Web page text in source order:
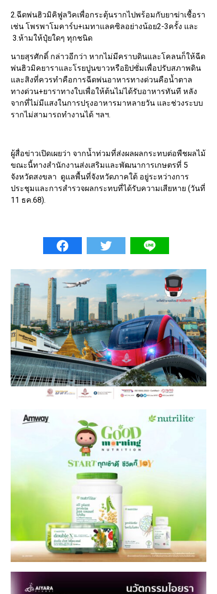
2.ฉีดพ่นฮิวมิคิฟูลวิคเพื่อกระตุ้นรากไปพร้อมกับยาฆ่าเชื้อรา
เช่น โพรพาโมคาร์บ+เมทาแลคซิลอย่างน้อย2-3ครั้ง และ
3.ห้ามให้ปุ๋ยใดๆ ทุกชนิด
นายสุรศักดิ์ กล่าวอีกว่า หากไม่มีคราบดินและโคลนก็ให้ฉีด
พ่นฮิวมิคยาราและโรยปูนขาวหรือยิปซั่มเพื่อปรับสภาพดิน
และสิงที่ควรทำคือการฉีดพ่นอาหารทางด่วนคือน้ำตาล
ทางด่วน+ยาราทางใบเพื่อให้ต้นไม่ได้รับอาหารทันที หลัง
จากที่ไม่มีแสงในการปรุงอาหารมาหลายวัน และช่วงระบบ
รากไม่สามารถทำงานได้ ฯลฯ.
ผู้สื่อข่าวเปิดเผยว่า จากน้ำท่วมที่ส่งผลผลกระทบต่อพืชผลไม้
ขณะนี้ทางสำนักงานส่งเสริมและพัฒนาการเกษตรที่ 5
จังหวัดสงขลา ดูแลพื้นที่จังหวัดภาคใต้ อยู่ระหว่างการ
ประชุมและการสำรวจผลกระทบที่ได้รับความเสียหาย (วันที่
11 ธค.68).